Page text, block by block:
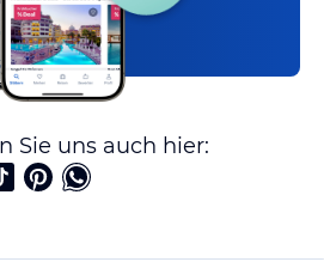
Sie uns auch hier: